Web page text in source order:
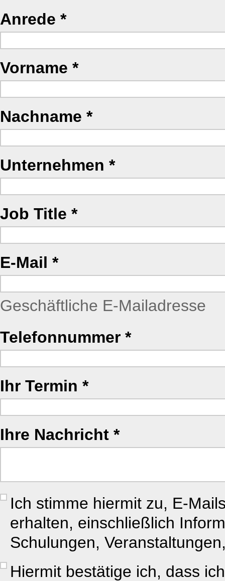
Anrede
Vorname
Nachname
Unternehmen
Job Title
E-Mail
Geschäftliche E-Mailadresse
Telefonnummer
Ihr Termin
Ihre Nachricht
Ich stimme hiermit zu, E-
erhalten, einschließlich
Schulungen,
Hiermit bestätige ich, dass